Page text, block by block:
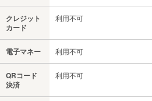
クレジット
カード
利用不可
電子マネー 利用不可
QRコード
決済
利用不可